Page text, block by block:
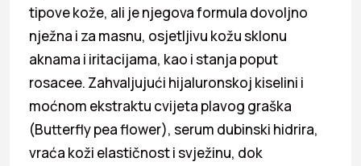
tipove kože, ali je njegova formula dovoljno
nježna i za masnu, osjetljivu kožu sklonu
aknama i iritacijama, kao i stanja poput
rosacee. Zahvaljujući hijaluronskoj kiselini i
moćnom ekstraktu cvijeta plavog graška
(Butterfly pea flower), serum dubinski hidrira,
vraća koži elastičnost i svježinu, dok